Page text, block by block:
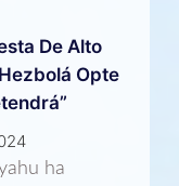
De Alto
Opte
ha